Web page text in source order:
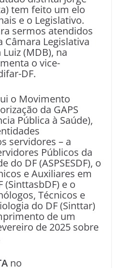
tem feito um elo
e o Legislativo.
sermos atendidos
Câmara Legislativa
(MDB), na
o vice-
DF.
o Movimento
da GAPS
Pública à Saúde),
servidores – a
Públicos da
do DF (ASPSESDF), o
e Auxiliares em
(SinttasbDF) e o
Técnicos e
do DF (Sinttar)
de um
de 2025 sobre
no